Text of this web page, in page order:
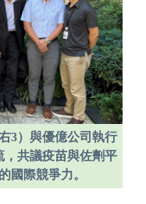
3）與優億公司執行
，共議疫苗與佐劑平
國際競爭力。